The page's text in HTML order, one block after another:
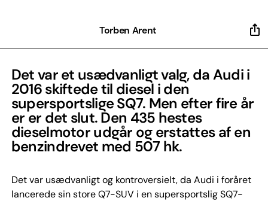
Torben Arent
Det var et usædvanligt valg, da Audi i
2016 skiftede til diesel i den
supersportslige SQ7. Men efter fire år
er er det slut. Den 435 hestes
dieselmotor udgår og erstattes af en
benzindrevet med 507 hk.
Det var usædvanligt og kontroversielt, da Audi i foråret
lancerede sin store Q7-SUV i en supersportslig SQ7-